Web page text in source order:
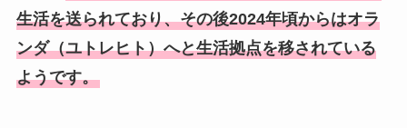
生活を送られており、その後2024年頃からはオラ
ンダ（ユトレヒト）へと生活拠点を移されている
ようです。